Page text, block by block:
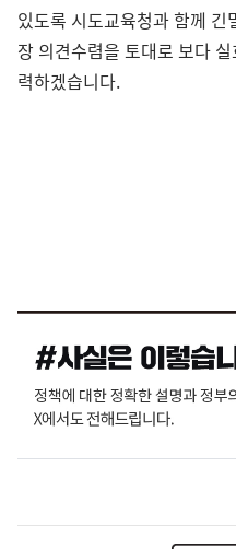
있도록 시도교육청과 함께 긴
장 의견수렴을 토대로 보다
력하겠습니다.